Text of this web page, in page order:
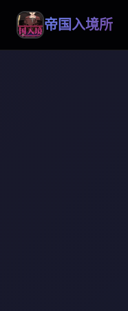
帝国入境所